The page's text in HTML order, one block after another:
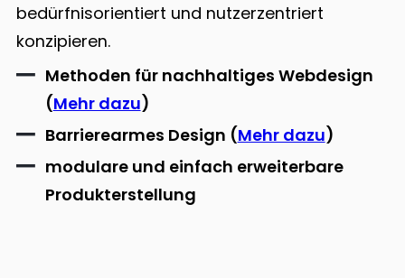
bedürfnisorientiert und nutzerzentriert
konzipieren.
Methoden für nachhaltiges Webdesign
(Mehr dazu)
Barrierearmes Design (Mehr dazu)
modulare und einfach erweiterbare
Produkterstellung